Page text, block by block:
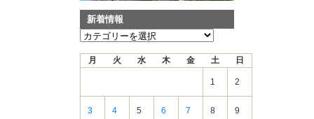
新着情報
新
月 火 水 木 金 土 日
1 2
3 4 5 6 7 8 9